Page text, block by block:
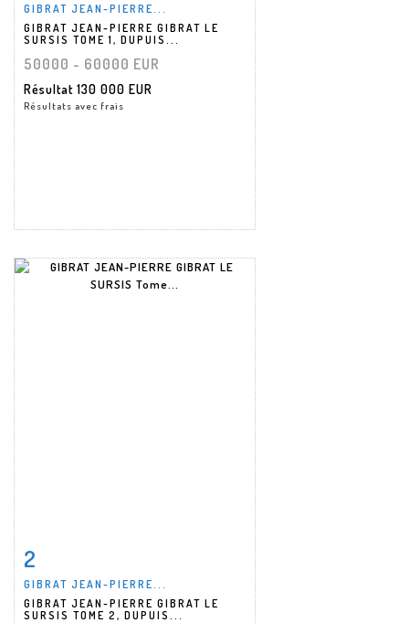
GIBRAT JEAN-PIERRE...
GIBRAT JEAN-PIERRE GIBRAT LE
SURSIS TOME 1, DUPUIS...
50000 - 60000 EUR
Résultat 130 000 EUR
Résultats avec frais
2
GIBRAT JEAN-PIERRE...
GIBRAT JEAN-PIERRE GIBRAT LE
SURSIS TOME 2, DUPUIS...